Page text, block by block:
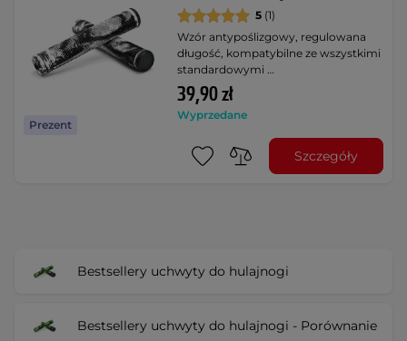
Prezent
5 (1)
Wzór antypoślizgowy, regulowana
długość, kompatybilne ze wszystkimi
standardowymi …
39,90 zł
Wyprzedane
Szczegóły
Bestsellery uchwyty do hulajnogi
Bestsellery uchwyty do hulajnogi - Porównanie